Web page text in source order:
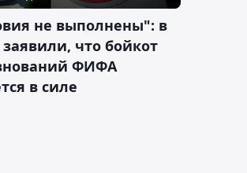
не выполнены": в
что бойкот
ФИФА
в силе